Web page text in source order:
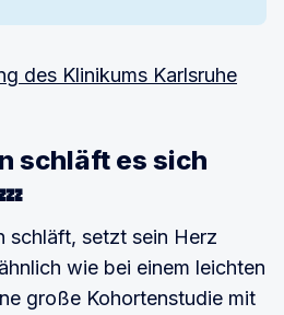
des Klinikums Karlsruhe
schläft es sich
schläft, setzt sein Herz
wie bei einem leichten
große Kohortenstudie mit